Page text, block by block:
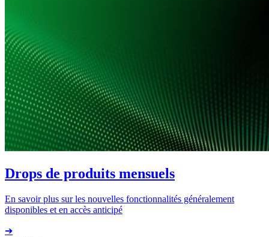
Drops de produits mensuels
En savoir plus sur les nouvelles fonctionnalités généralement
disponibles et en accès anticipé
➔